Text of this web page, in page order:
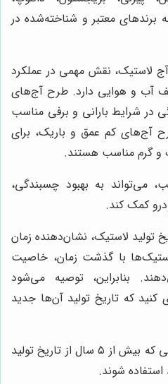
برندهای معتبر و شناخته‌شده در
لاستیک، نقش مهمی در عملکرد
آب و هوایی دارد. طرح آج‌های
در شرایط بارانی و برفی مناسب
آج‌های کم عمق و باریک، برای
و گرم مناسب هستند.
می‌تواند به بهبود چسبندگی،
کمک کند.
تولید لاستیک، نشان‌دهنده زمان
با گذشت زمان، خاصیت
بنابراین، توصیه می‌شود
کنید که تاریخ تولید آن‌ها جدید
به طور کلی، لاستیک‌هایی که بیش از ۵ سال از تاریخ تولید
استفاده شوند.